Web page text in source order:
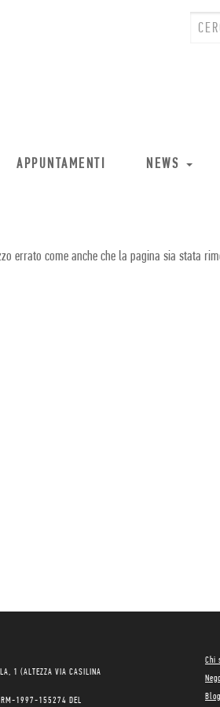
APPUNTAMENTI NEWS
errato come anche che la pagina sia stata
1 (ALTEZZA VIA CASILINA
1997-155274 DEL
Chi